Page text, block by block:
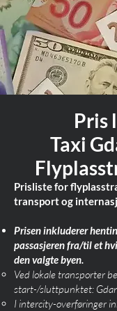
Pris
Taxi
Prisliste for
transport og
Prisen inkluderer
passasjeren fra/til et
den valgte byen.
Ved lokale transporter
start-/sluttpunktet:
I intercity-overføringer